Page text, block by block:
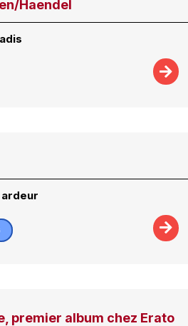
Haendel
premier album chez Erato